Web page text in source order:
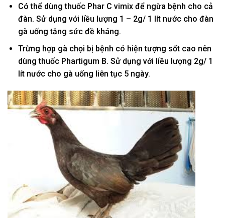
Có thể dùng thuốc Phar C vimix để ngừa bệnh cho cả
đàn. Sử dụng với liều lượng 1 – 2g/ 1 lít nước cho đàn
gà uống tăng sức đề kháng.
Trừng hợp gà chọi bị bệnh có hiện tượng sốt cao nên
dùng thuốc Phartigum B. Sử dụng với liều lượng 2g/ 1
lít nước cho gà uống liên tục 5 ngày.